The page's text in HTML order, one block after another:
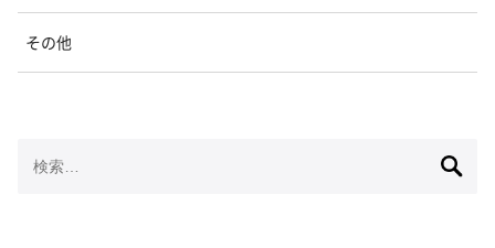
その他
索: